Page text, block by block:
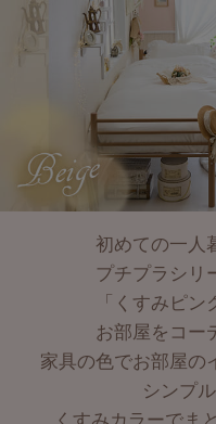
初めての一人
プチプラシリ
「くすみピ
お部屋をコー
家具の色でお部屋の
シンプ